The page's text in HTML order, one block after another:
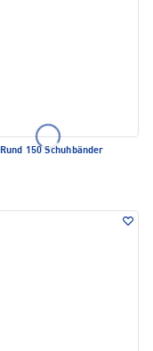
Rund 150 Schuhbänder